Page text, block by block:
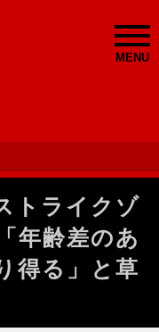
MENU
トライクゾ
年齢差のあ
得る」と草